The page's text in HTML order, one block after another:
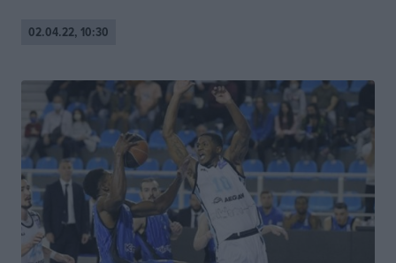
02.04.22, 10:30